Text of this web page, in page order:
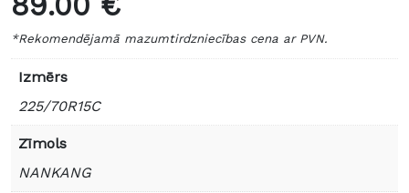
*Rekomendējamā mazumtirdzniecības cena ar PVN.
Izmērs
225/70R15C
Zīmols
NANKANG